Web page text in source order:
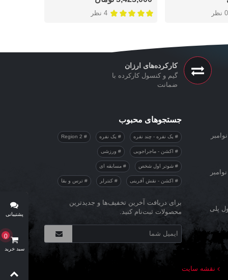
0 نظر 4 نظر
کارکرده‌های ارزان
گیم و کنسول کارکرده با
ضمانت
پلی
جستجوهای محبوب
یک نفره - چند نفره یک نفره
اکشن - ماجراجویی ورزشی
شوتر اول شخص مسابقه ای
اکشن - نقش آفرینی کنترلر ترس و بقا
برای دریافت آخرین تخفیف‌ها و جدیدترین
محصولات ثبت‌نام کنید.
نقشه سایت
پشتیبانی
سبد خرید
0